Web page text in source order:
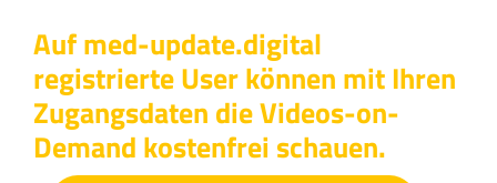
Auf med-update.digital
registrierte User können mit Ihren
Zugangsdaten die Videos-on-
Demand kostenfrei schauen.